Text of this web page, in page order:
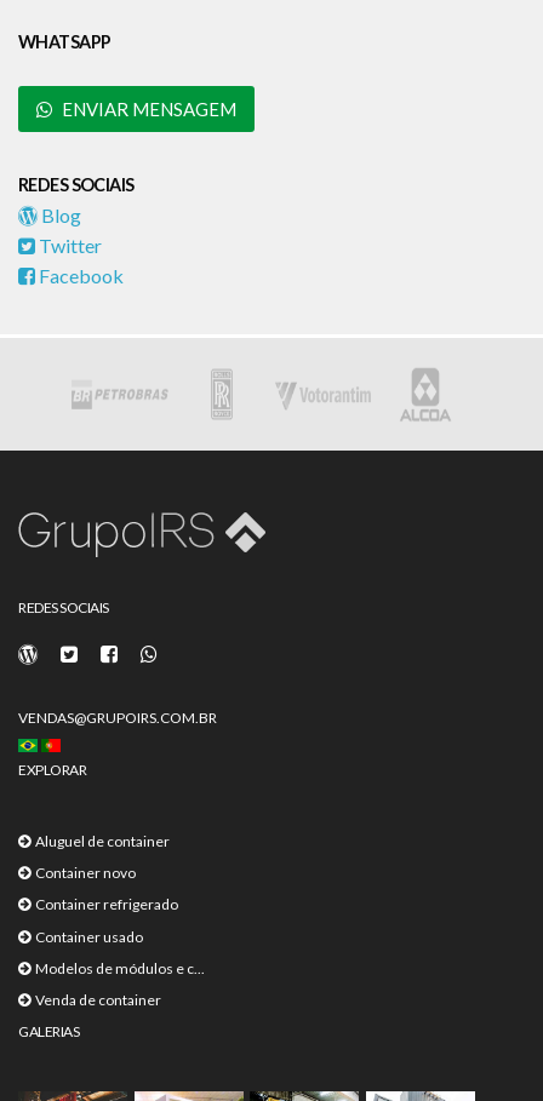
WHATSAPP
ENVIAR MENSAGEM
REDES SOCIAIS
Blog
Twitter
Facebook
REDES SOCIAIS
VENDAS@GRUPOIRS.COM.BR
EXPLORAR
Aluguel de container
Container novo
Container refrigerado
Container usado
Modelos de módulos e c...
Venda de container
GALERIAS